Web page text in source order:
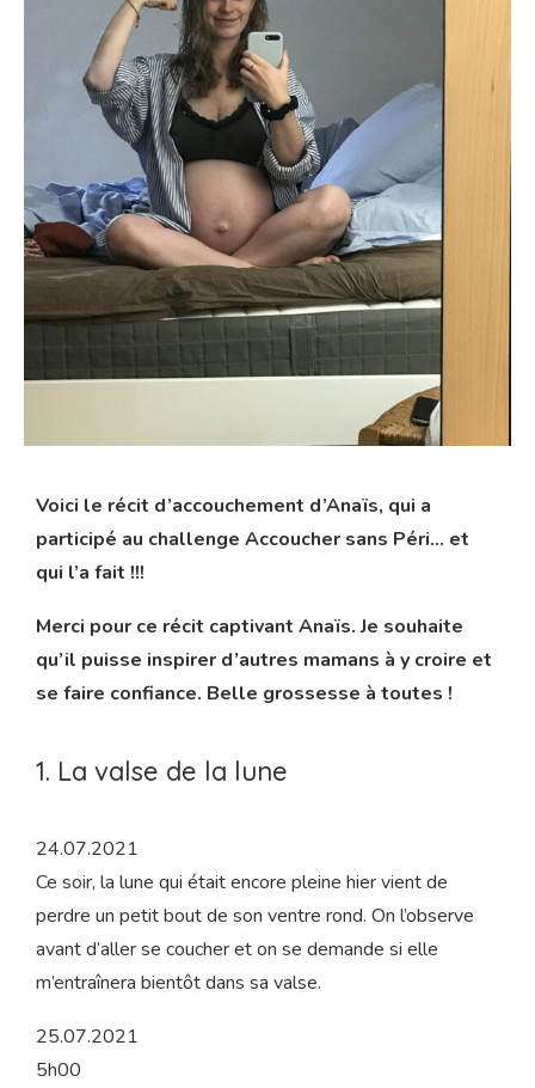
🎁 Télécharge gratuitement ton Guide pour bien
choisir ton lieu d'accouchement avec un projet
d'accouchement physio : "
Voici le récit d’accouchement d’Anaïs, qui a
participé au challenge Accoucher sans Péri… et
se faire confiance. Belle grossesse à toutes !
1. La valse de la lune
Ce soir, la lune qui était encore pleine hier vient de